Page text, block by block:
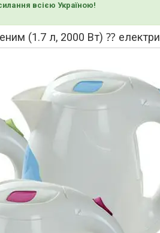
всією Україною!
(1.7 л, 2000 Вт) ⁇